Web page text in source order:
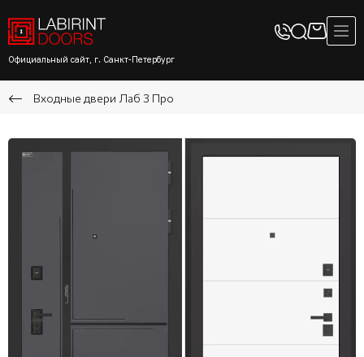
Официальный сайт, г. Санкт-Петербург
Входные двери Лаб 3 Про